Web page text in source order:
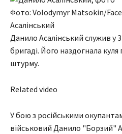
Фото: Volodymyr Matsokin/
Асалінський
Данило Асалінський служив у
бригаді. Його наздогнала
штурму.
Related video
У бою з російськими
військовий Данило "Борзий"